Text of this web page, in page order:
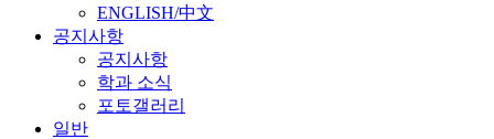
ENGLISH/中文
공지사항
공지사항
학과 소식
포토갤러리
일반